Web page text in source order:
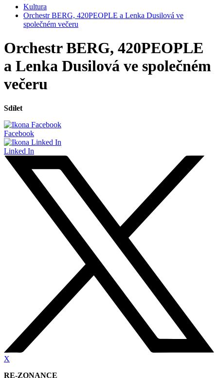
Kultura
Orchestr BERG, 420PEOPLE a Lenka Dusilová ve
společném večeru
Orchestr BERG, 420PEOPLE
a Lenka Dusilová ve společném
večeru
Sdílet
Facebook
Linked In
X
RE-ZONANCE